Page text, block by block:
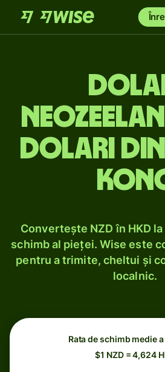
dolari
Convertește NZD în HKD
schimb al pieței. Wise este
pentru a trimite, cheltui și
localnic.
Rata de schimb medie
$1 NZD = 4,624